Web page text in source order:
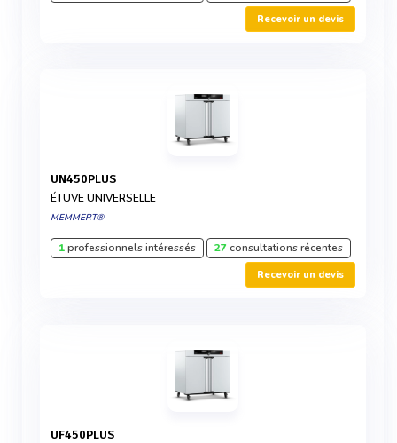
Recevoir un devis
UN450PLUS
ÉTUVE UNIVERSELLE
MEMMERT®
1professionnels intéressés 27consultations récentes
Recevoir un devis
UF450PLUS